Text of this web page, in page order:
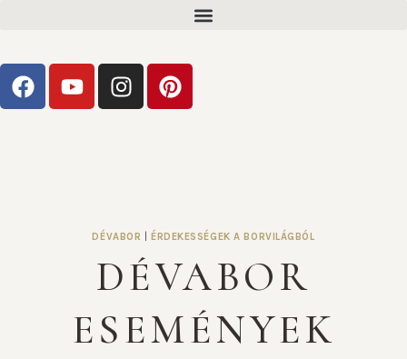
DÉVABOR ÉRDEKESSÉGEK A BORVILÁGBÓL
DÉVABOR
ESEMÉNYEK